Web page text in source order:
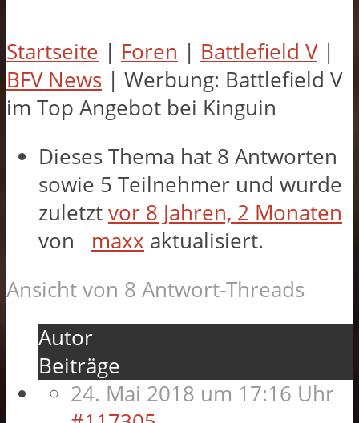
Startseite | Foren | Battlefield V |
BFV News | Werbung: Battlefield V
im Top Angebot bei Kinguin
Dieses Thema hat 8 Antworten
sowie 5 Teilnehmer und wurde
zuletzt vor 8 Jahren, 2 Monaten
von
maxx aktualisiert.
Ansicht von 8 Antwort-Threads
Autor
Beiträge
24. Mai 2018 um 17:16 Uhr